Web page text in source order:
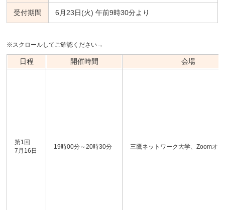
受付期間 6月23日(火) 午前9時30分より
※スクロールしてご確認ください→
日程 開催時間 会場
第1回
7月16日
19時00分～20時30分 三鷹ネットワーク大学、Zoomオ